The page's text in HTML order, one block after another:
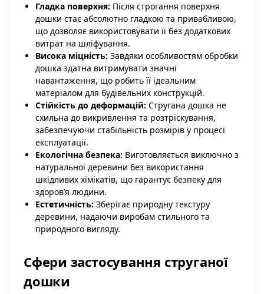
Гладка поверхня: Після строгання поверхня
дошки стає абсолютно гладкою та привабливою,
що дозволяє використовувати її без додаткових
витрат на шліфування.
Висока міцність: Завдяки особливостям обробки
дошка здатна витримувати значні
навантаження, що робить її ідеальним
матеріалом для будівельних конструкцій.
Стійкість до деформацій: Стругана дошка не
схильна до викривлення та розтріскування,
забезпечуючи стабільність розмірів у процесі
експлуатації.
Екологічна безпека: Виготовляється виключно з
натуральної деревини без використання
шкідливих хімікатів, що гарантує безпеку для
здоров’я людини.
Естетичність: Зберігає природну текстуру
деревини, надаючи виробам стильного та
природного вигляду.
Сфери застосування струганої
дошки